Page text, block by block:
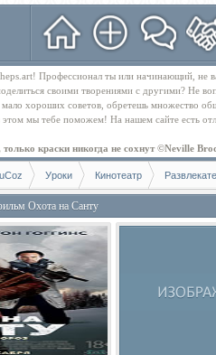
Профессионал ты или начинающий,
своими творениями с другими? Не
мало хороших советов, обретешь множество
мы тебе поможем! На нашем сайте есть
краски никогда не сохнут ©Neville
Уроки Кинотеатр
Охота на Санту